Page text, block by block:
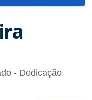
- Dedicação